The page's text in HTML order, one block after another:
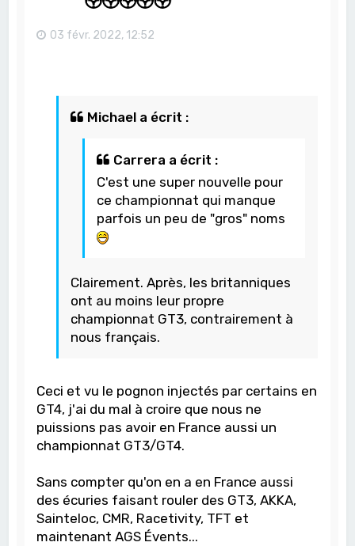
03 févr. 2022, 12:52
Michael a écrit :
Carrera a écrit :
C'est une super nouvelle pour
ce championnat qui manque
parfois un peu de "gros" noms
Clairement. Après, les britanniques
ont au moins leur propre
championnat GT3, contrairement à
nous français.
Ceci et vu le pognon injectés par certains en
GT4, j'ai du mal à croire que nous ne
puissions pas avoir en France aussi un
championnat GT3/GT4.
Sans compter qu'on en a en France aussi
des écuries faisant rouler des GT3, AKKA,
Sainteloc, CMR, Racetivity, TFT et
maintenant AGS Évents...